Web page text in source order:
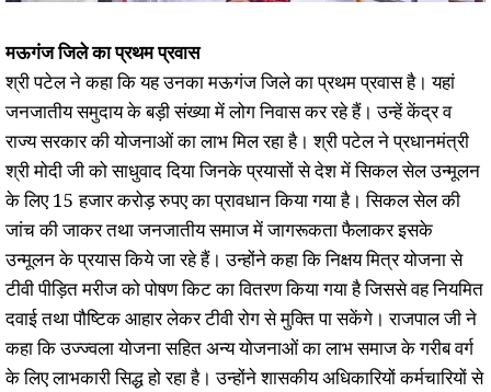
मऊगंज जिले का प्रथम प्रवास
श्री पटेल ने कहा कि यह उनका मऊगंज जिले का प्रथम प्रवास है। यहां
जनजातीय समुदाय के बड़ी संख्या में लोग निवास कर रहे हैं। उन्हें केंद्र व
राज्य सरकार की योजनाओं का लाभ मिल रहा है। श्री पटेल ने प्रधानमंत्री
श्री मोदी जी को साधुवाद दिया जिनके प्रयासों से देश में सिकल सेल उन्मूलन
के लिए 15 हजार करोड़ रुपए का प्रावधान किया गया है। सिकल सेल की
जांच की जाकर तथा जनजातीय समाज में जागरूकता फैलाकर इसके
उन्मूलन के प्रयास किये जा रहे हैं। उन्होंने कहा कि निक्षय मित्र योजना से
टीवी पीड़ित मरीज को पोषण किट का वितरण किया गया है जिससे वह नियमित
दवाई तथा पौष्टिक आहार लेकर टीवी रोग से मुक्ति पा सकेंगे। राजपाल जी ने
कहा कि उज्ज्वला योजना सहित अन्य योजनाओं का लाभ समाज के गरीब वर्ग
के लिए लाभकारी सिद्ध हो रहा है। उन्होंने शासकीय अधिकारियों कर्मचारियों से